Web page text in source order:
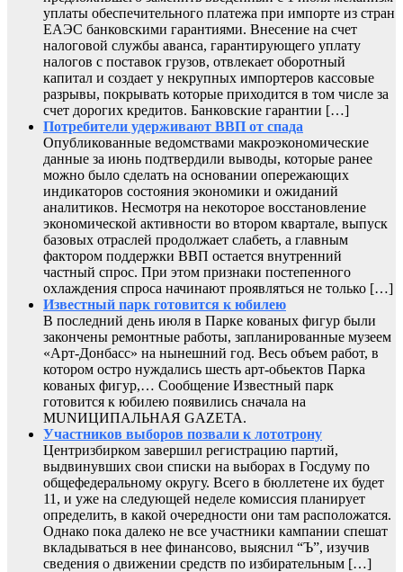
уплаты обеспечительного платежа при импорте из стран
ЕАЭС банковскими гарантиями. Внесение на счет
налоговой службы аванса, гарантирующего уплату
налогов с поставок грузов, отвлекает оборотный
капитал и создает у некрупных импортеров кассовые
разрывы, покрывать которые приходится в том числе за
счет дорогих кредитов. Банковские гарантии […]
Потребители удерживают ВВП от спада
Опубликованные ведомствами макроэкономические
данные за июнь подтвердили выводы, которые ранее
можно было сделать на основании опережающих
индикаторов состояния экономики и ожиданий
аналитиков. Несмотря на некоторое восстановление
экономической активности во втором квартале, выпуск
базовых отраслей продолжает слабеть, а главным
фактором поддержки ВВП остается внутренний
частный спрос. При этом признаки постепенного
охлаждения спроса начинают проявляться не только […]
Известный парк готовится к юбилею
В последний день июля в Парке кованых фигур были
закончены ремонтные работы, запланированные музеем
«Арт-Донбасс» на нынешний год. Весь объем работ, в
котором остро нуждались шесть арт-обьектов Парка
кованых фигур,… Сообщение Известный парк
готовится к юбилею появились сначала на
MUNИЦИПАЛЬНАЯ GAZЕТА.
Участников выборов позвали к лототрону
Центризбирком завершил регистрацию партий,
выдвинувших свои списки на выборах в Госдуму по
общефедеральному округу. Всего в бюллетене их будет
11, и уже на следующей неделе комиссия планирует
определить, в какой очередности они там расположатся.
Однако пока далеко не все участники кампании спешат
вкладываться в нее финансово, выяснил “Ъ”, изучив
сведения о движении средств по избирательным […]